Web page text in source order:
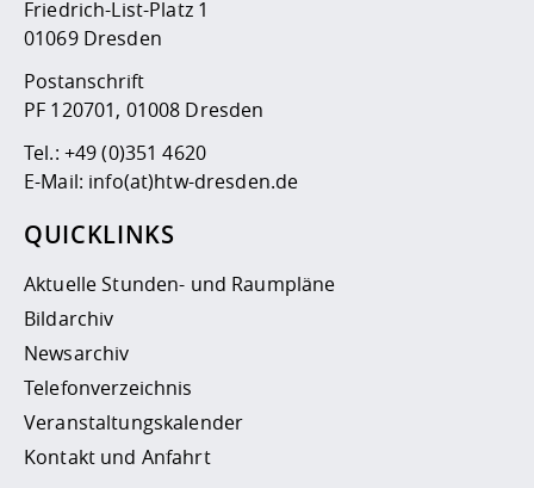
Friedrich-List-Platz 1
01069 Dresden
Postanschrift
PF 120701, 01008 Dresden
Tel.: +49 (0)351 4620
E-Mail: info(at)htw-dresden.de
QUICKLINKS
Aktuelle Stunden- und Raumpläne
Bildarchiv
Newsarchiv
Telefonverzeichnis
Veranstaltungskalender
Kontakt und Anfahrt